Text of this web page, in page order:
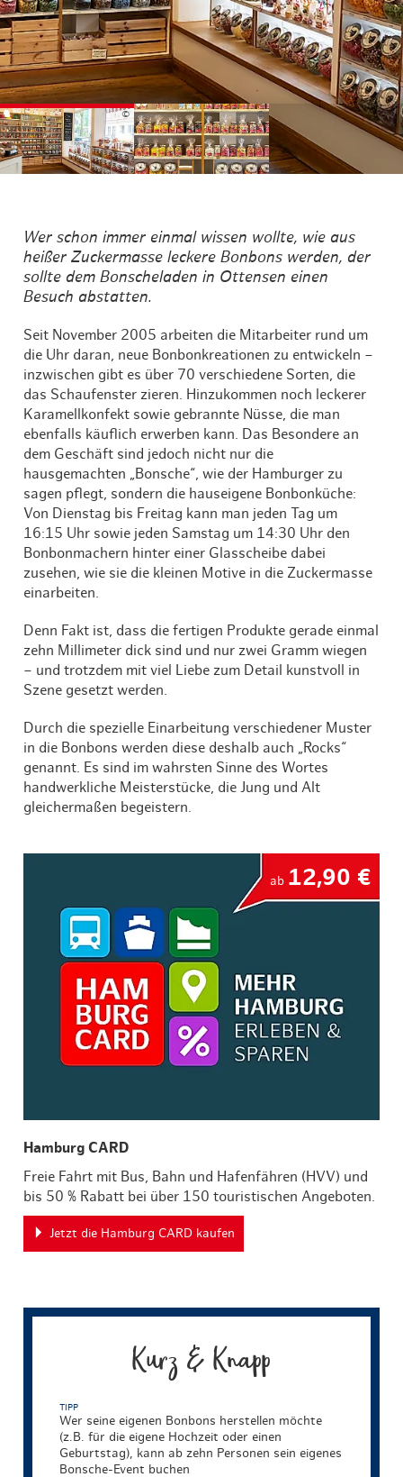
© ©
Wer schon immer einmal wissen wollte, wie aus
heißer Zuckermasse leckere Bonbons werden, der
sollte dem Bonscheladen in Ottensen einen
Besuch abstatten.
Seit November 2005 arbeiten die Mitarbeiter rund um
die Uhr daran, neue Bonbonkreationen zu entwickeln –
inzwischen gibt es über 70 verschiedene Sorten, die
das Schaufenster zieren. Hinzukommen noch leckerer
Karamellkonfekt sowie gebrannte Nüsse, die man
ebenfalls käuflich erwerben kann. Das Besondere an
dem Geschäft sind jedoch nicht nur die
hausgemachten „Bonsche“, wie der Hamburger zu
sagen pflegt, sondern die hauseigene Bonbonküche:
Von Dienstag bis Freitag kann man jeden Tag um
16:15 Uhr sowie jeden Samstag um 14:30 Uhr den
Bonbonmachern hinter einer Glasscheibe dabei
zusehen, wie sie die kleinen Motive in die Zuckermasse
einarbeiten.
Denn Fakt ist, dass die fertigen Produkte gerade einmal
zehn Millimeter dick sind und nur zwei Gramm wiegen
– und trotzdem mit viel Liebe zum Detail kunstvoll in
Szene gesetzt werden.
Durch die spezielle Einarbeitung verschiedener Muster
in die Bonbons werden diese deshalb auch „Rocks“
genannt. Es sind im wahrsten Sinne des Wortes
handwerkliche Meisterstücke, die Jung und Alt
gleichermaßen begeistern.
ab 12,90 €
Hamburg CARD
Freie Fahrt mit Bus, Bahn und Hafenfähren (HVV) und
bis 50 % Rabatt bei über 150 touristischen Angeboten.
Jetzt die Hamburg CARD kaufen
Kurz & Knapp
TIPP
Wer seine eigenen Bonbons herstellen möchte
(z.B. für die eigene Hochzeit oder einen
Geburtstag), kann ab zehn Personen sein eigenes
Bonsche-Event buchen